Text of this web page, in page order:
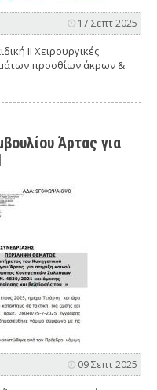
17 Σεπτ 2025
IΙ Χειρουργικές
προσθίων άκρων &
Άρτας για
09 Σεπτ 2025